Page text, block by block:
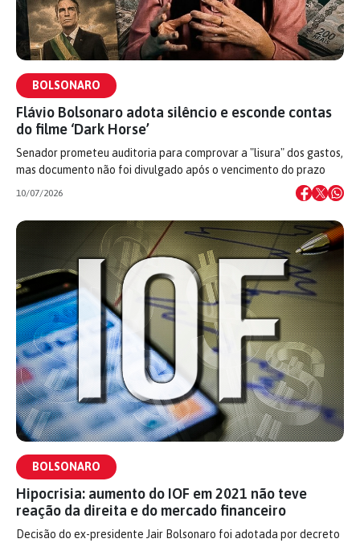
BOLSONARO
Flávio Bolsonaro adota silêncio e esconde contas
do filme ‘Dark Horse’
Senador prometeu auditoria para comprovar a "lisura" dos gastos,
mas documento não foi divulgado após o vencimento do prazo
10/07/2026
BOLSONARO
Hipocrisia: aumento do IOF em 2021 não teve
reação da direita e do mercado financeiro
Decisão do ex-presidente Jair Bolsonaro foi adotada por decreto